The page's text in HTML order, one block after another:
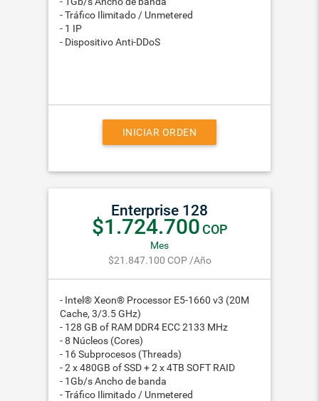
- Tráfico Ilimitado / Unmetered
- 1 IP
- Dispositivo Anti-DDoS
INICIAR ORDEN
Enterprise 128
$1.724.700COP
Mes
$21.847.100 COP /Año
- Intel® Xeon® Processor E5-1660 v3 (20M
Cache, 3/3.5 GHz)
- 128 GB of RAM DDR4 ECC 2133 MHz
- 8 Núcleos (Cores)
- 16 Subprocesos (Threads)
- 2 x 480GB of SSD + 2 x 4TB SOFT RAID
- 1Gb/s Ancho de banda
- Tráfico Ilimitado / Unmetered